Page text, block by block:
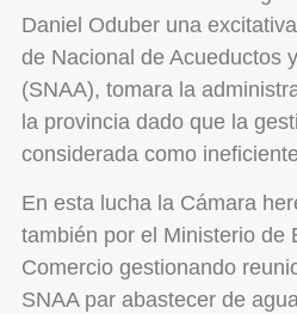
Daniel Oduber una
de Nacional de Acueductos
(SNAA), tomara la
la provincia dado que la
considerada como
En esta lucha la Cámara
también por el Ministerio de
Comercio gestionando
SNAA par abastecer de